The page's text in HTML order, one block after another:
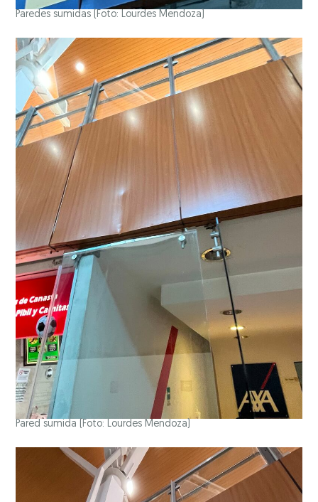
Paredes sumidas (Foto: Lourdes Mendoza)
Pared sumida (Foto: Lourdes Mendoza)